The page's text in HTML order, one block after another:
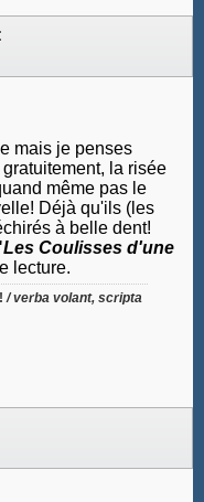
mais je penses
la risée
même pas le
Déjà qu'ils (les
à belle dent!
Les Coulisses d'une
lecture.
/ verba volant, scripta